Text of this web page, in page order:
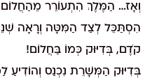
וְאָז… הַמֶּלֶךְ הִתְעוֹרֵר
הִסְתַּכֵּל לְצַד הַמִּטָּה וְרָאָה
קֹדֶם, בְּדִיּוּק כְּמוֹ בַּחֲלוֹם!
בְּדִיּוּק הַמְּשָׁרֵת נִכְנַס וְהוֹדִיעַ